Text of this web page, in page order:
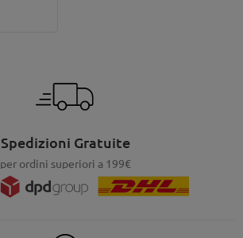
Spedizioni Gratuite
per ordini superiori a 199€